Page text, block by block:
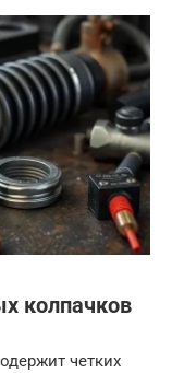
колпачков
четких